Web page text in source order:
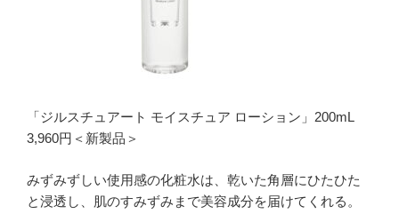
「ジルスチュアート モイスチュア ローション」200mL
3,960円＜新製品＞
みずみずしい使用感の化粧水は、乾いた角層にひたひた
と浸透し、肌のすみずみまで美容成分を届けてくれる。